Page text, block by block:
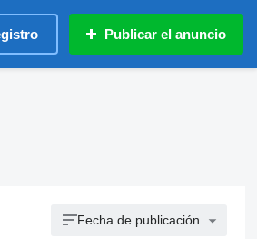
Publicar el anuncio
Fecha de publicación